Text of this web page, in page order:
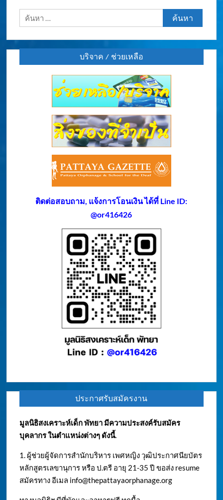
ค้นหา
สำหรับ:
บริจาค / ช่วยเหลือ
ติดต่อสอบถาม, แจ้งการโอนเงิน ได้ที่ Line ID:
@or416426
ประกาศรับสมัครงาน
มูลนิธิสงเคราะห์เด็ก พัทยา มีความประสงค์รับสมัคร
บุคลากร ในตำแหน่งต่างๆ ดังนี้.
1. ผู้ช่วยผู้จัดการสำนักบริหาร เพศหญิง วุฒิประกาศนียบัตร
หลักสูตรเลขานุการ หรือ ป.ตรี อายุ 21-35 ปี ขอส่ง resume
สมัครทาง อีเมล info@thepattayaorphanage.org